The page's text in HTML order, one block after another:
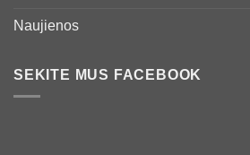
Naujienos
SEKITE MUS FACEBOOK